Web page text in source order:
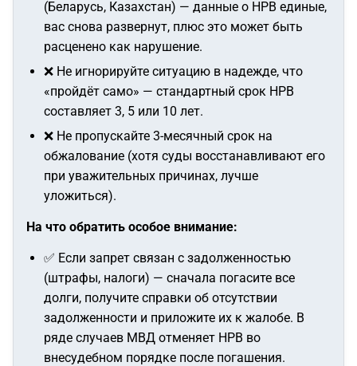
(Беларусь, Казахстан) — данные о НРВ единые,
вас снова развернут, плюс это может быть
расценено как нарушение.
❌ Не игнорируйте ситуацию в надежде, что
«пройдёт само» — стандартный срок НРВ
составляет 3, 5 или 10 лет.
❌ Не пропускайте 3-месячный срок на
обжалование (хотя суды восстанавливают его
при уважительных причинах, лучше
уложиться).
На что обратить особое внимание:
✅ Если запрет связан с задолженностью
(штрафы, налоги) — сначала погасите все
долги, получите справки об отсутствии
задолженности и приложите их к жалобе. В
ряде случаев МВД отменяет НРВ во
внесудебном порядке после погашения.